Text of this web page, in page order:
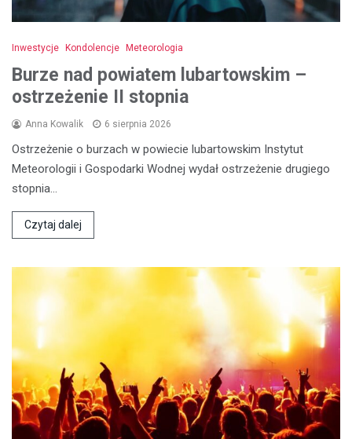
Inwestycje Kondolencje Meteorologia
Burze nad powiatem lubartowskim –
ostrzeżenie II stopnia
Anna Kowalik 6 sierpnia 2026
Ostrzeżenie o burzach w powiecie lubartowskim Instytut
Meteorologii i Gospodarki Wodnej wydał ostrzeżenie drugiego
stopnia…
Czytaj dalej